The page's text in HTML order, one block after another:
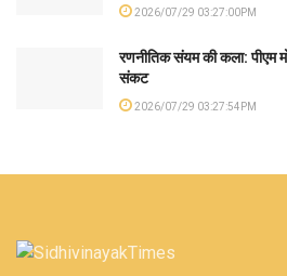
2026/07/29 03:27:00PM
रणनीतिक संयम की कला: पीएम
संकट
2026/07/29 03:27:54PM